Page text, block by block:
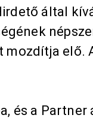
által
elő.
és a